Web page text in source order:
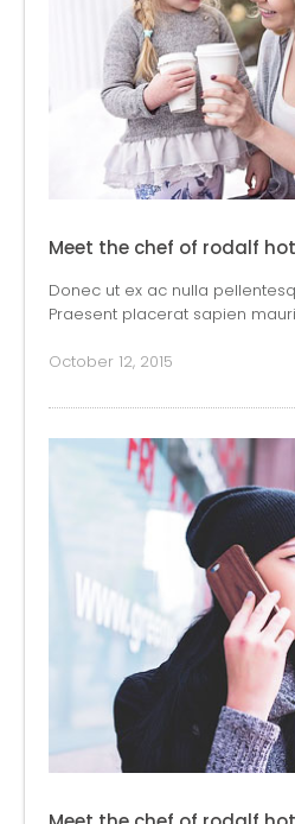
Meet the chef of rodalf
Donec ut ex ac nulla
Praesent placerat sapien
October 12, 2015